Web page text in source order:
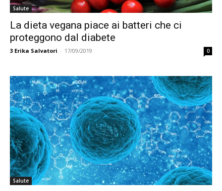
Salute
La dieta vegana piace ai batteri che ci
proteggono dal diabete
3 Erika Salvatori - 17/09/2019 0
Salute